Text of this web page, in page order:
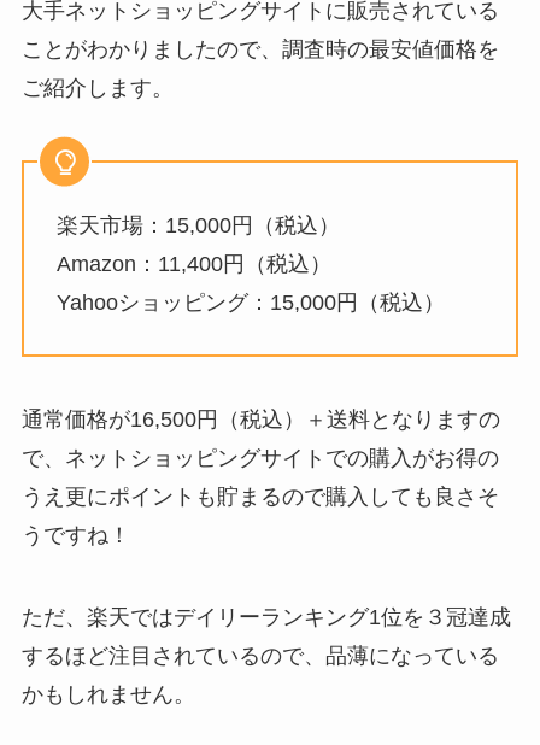
大手ネットショッピングサイトに販売されている
ことがわかりましたので、調査時の最安値価格を
ご紹介します。
楽天市場：15,000円（税込）
Amazon：11,400円（税込）
Yahooショッピング：15,000円（税込）
通常価格が16,500円（税込）＋送料となりますの
で、ネットショッピングサイトでの購入がお得の
うえ更にポイントも貯まるので購入しても良さそ
うですね！
ただ、楽天ではデイリーランキング1位を３冠達成
するほど注目されているので、品薄になっている
かもしれません。